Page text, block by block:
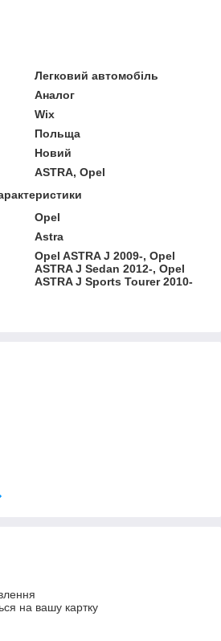
Легковий автомобіль
Аналог
Wix
Польща
Новий
ASTRA, Opel
Opel
Astra
Opel ASTRA J 2009-, Opel
ASTRA J Sedan 2012-, Opel
ASTRA J Sports Tourer 2010-
на вашу картку